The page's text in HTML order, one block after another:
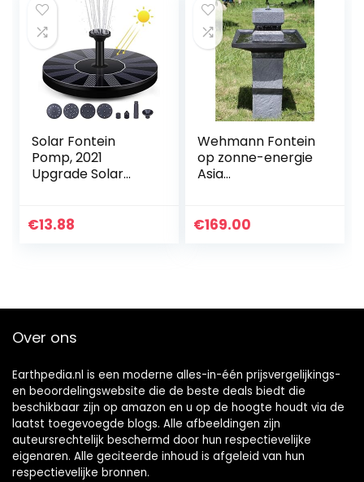
waterval…
Solar Fontein
Pomp, 2021
Upgrade Solar
Zonnefontein voor
€13.88
Wehmann Fontein
op zonne-energie
Asia
complete set voor
€169.00
Over ons
Earthpedia.nl is een moderne alles-in-één prijsvergelijkings-
en beoordelingswebsite die de beste deals biedt die
beschikbaar zijn op amazon en u op de hoogte houdt via de
laatst toegevoegde blogs. Alle afbeeldingen zijn
auteursrechtelijk beschermd door hun respectievelijke
eigenaren. Alle geciteerde inhoud is afgeleid van hun
respectievelijke bronnen.